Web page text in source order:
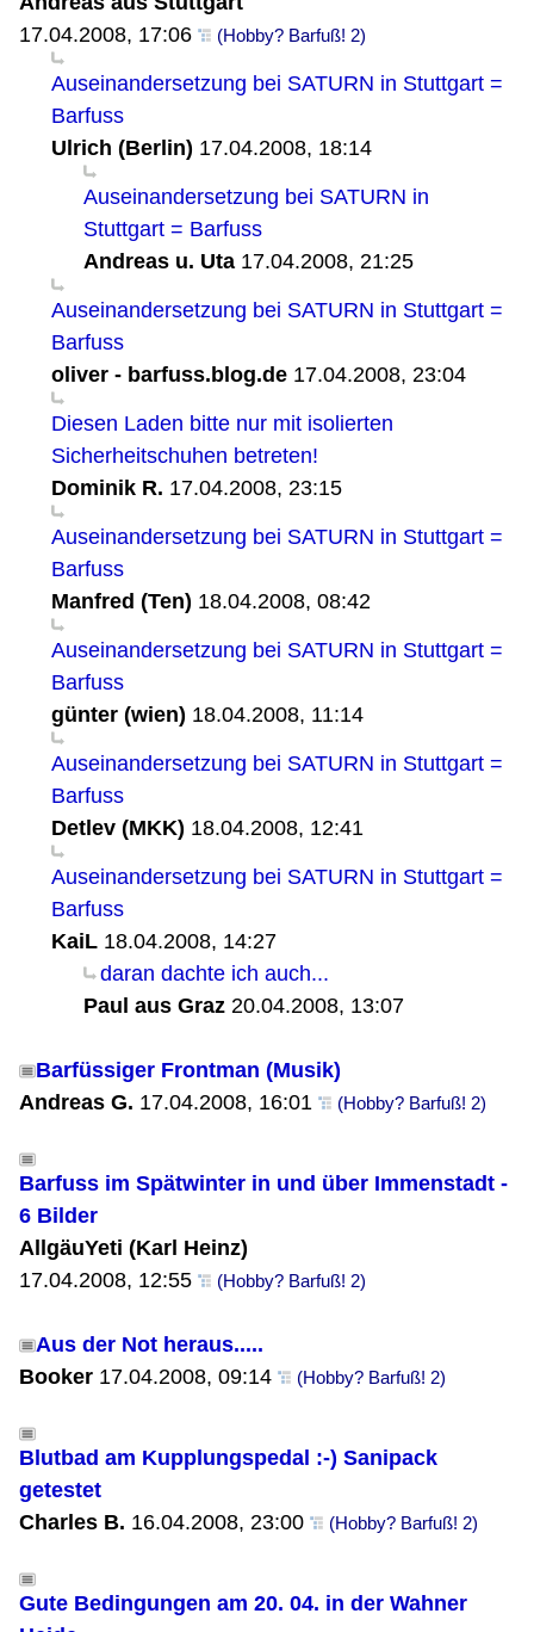
17.04.2008, 17:06
(Hobby? Barfuß! 2)
Auseinandersetzung bei SATURN in Stuttgart =
Barfuss
Ulrich (Berlin) 17.04.2008, 18:14
Auseinandersetzung bei SATURN in
Stuttgart = Barfuss
Andreas u. Uta 17.04.2008, 21:25
Auseinandersetzung bei SATURN in Stuttgart =
Barfuss
oliver - barfuss.blog.de 17.04.2008, 23:04
Diesen Laden bitte nur mit isolierten
Sicherheitschuhen betreten!
Dominik R. 17.04.2008, 23:15
Auseinandersetzung bei SATURN in Stuttgart =
Barfuss
Manfred (Ten) 18.04.2008, 08:42
Auseinandersetzung bei SATURN in Stuttgart =
Barfuss
günter (wien) 18.04.2008, 11:14
Auseinandersetzung bei SATURN in Stuttgart =
Barfuss
Detlev (MKK) 18.04.2008, 12:41
Auseinandersetzung bei SATURN in Stuttgart =
Barfuss
KaiL 18.04.2008, 14:27
daran dachte ich auch...
Paul aus Graz 20.04.2008, 13:07
Barfüssiger Frontman (Musik)
Andreas G. 17.04.2008, 16:01 (Hobby? Barfuß! 2)
Barfuss im Spätwinter in und über Immenstadt -
6 Bilder
AllgäuYeti (Karl Heinz)
17.04.2008, 12:55
(Hobby? Barfuß! 2)
Aus der Not heraus.....
Booker 17.04.2008, 09:14 (Hobby? Barfuß! 2)
Blutbad am Kupplungspedal :-) Sanipack
getestet
Charles B. 16.04.2008, 23:00 (Hobby? Barfuß! 2)
Gute Bedingungen am 20. 04. in der Wahner